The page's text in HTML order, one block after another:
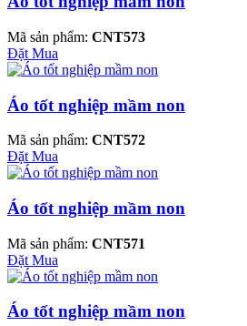
Mã sản phẩm: CNT573
Đặt Mua
Áo tốt nghiệp mầm non
Mã sản phẩm: CNT572
Đặt Mua
Áo tốt nghiệp mầm non
Mã sản phẩm: CNT571
Đặt Mua
Áo tốt nghiệp mầm non